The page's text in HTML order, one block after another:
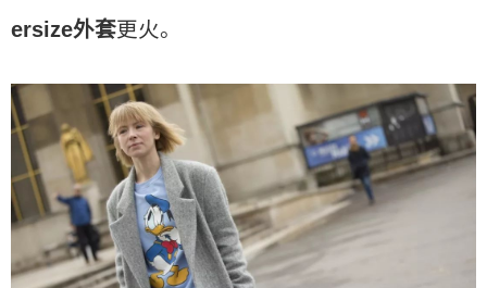
ersize外套更火。